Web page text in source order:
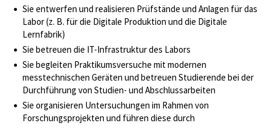
Sie entwerfen und realisieren Prüfstände und Anlagen für das
Labor (z. B. für die Digitale Produktion und die Digitale
Lernfabrik)
Sie betreuen die IT-Infrastruktur des Labors
Sie begleiten Praktikumsversuche mit modernen
messtechnischen Geräten und betreuen Studierende bei der
Durchführung von Studien- und Abschlussarbeiten
Sie organisieren Untersuchungen im Rahmen von
Forschungsprojekten und führen diese durch